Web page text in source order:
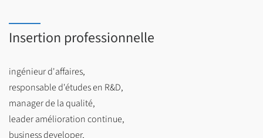
Insertion professionnelle
ingénieur d'affaires,
responsable d'études en R&D,
manager de la qualité,
leader amélioration continue,
business developer,